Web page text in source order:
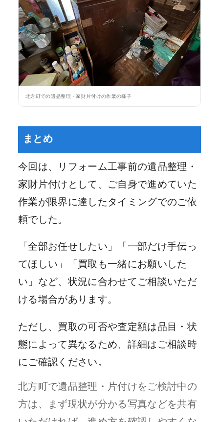
北方町での遺品整理・家財片付けの作業の様子
まとめ
今回は、リフォーム工事前の遺品整理・
家財片付けとして、ご自身で進めていた
作業が限界に達したタイミングでのご依
頼でした。
「全部お任せしたい」「一部だけ手伝っ
てほしい」「買取も一緒にお願いした
い」など、状況に合わせてご相談いただ
ける場合があります。
ただし、買取の可否や査定額は品目・状
態によって異なるため、詳細はご相談時
にご確認ください。
北方町で遺品整理・片付けをご検討中の
方は、まず現状が分かる写真などを共有